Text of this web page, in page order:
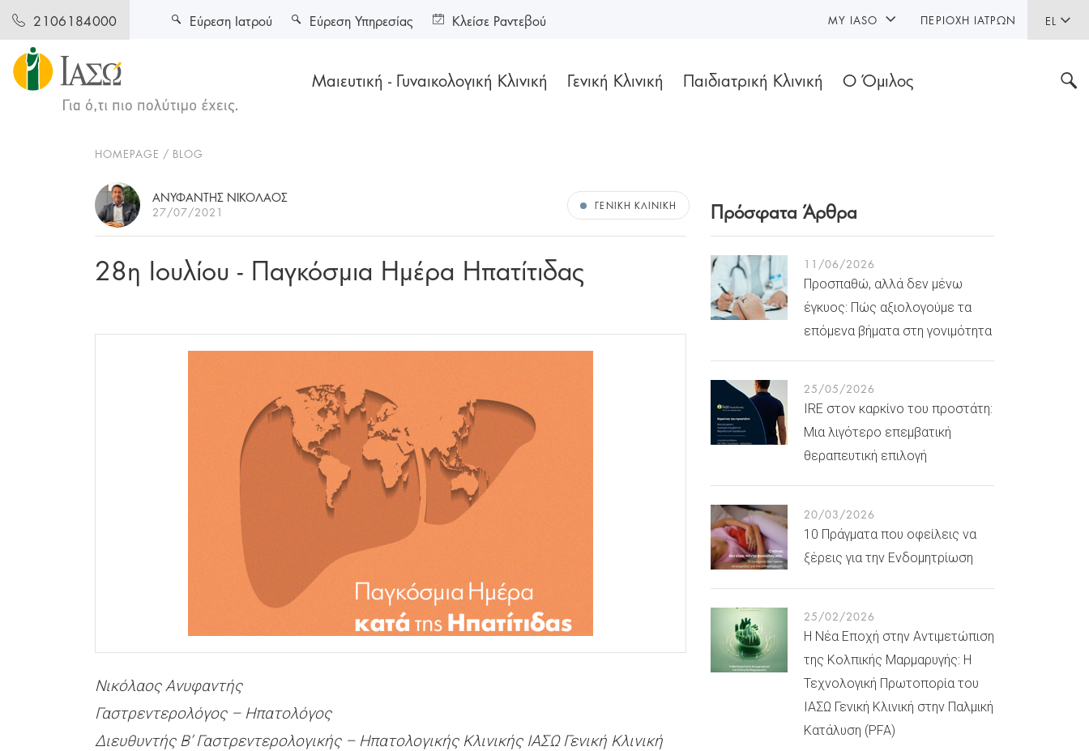
2106184000 EL
Μαιευτική - Γυναικολογική Κλινική Γενική Κλινική Παιδιατρική Κλινική Ο Όμιλος
Εύρεση Ιατρού Εύρεση Υπηρεσίας Κλείσε Ραντεβού MY IASO ΠΕΡΙΟΧΉ ΙΑΤΡΏΝ
HOMEPAGE BLOG
ΑΝΥΦΑΝΤΗΣ ΝΙΚΟΛΑΟΣ
27/07/2021 ΓΕΝΙΚΉ ΚΛΙΝΙΚΉ
28η Ιουλίου - Παγκόσμια Ημέρα Ηπατίτιδας
Νικόλαος Ανυφαντής
Γαστρεντερολόγος – Ηπατολόγος
Διευθυντής Β’ Γαστρεντερολογικής – Ηπατολογικής Κλινικής ΙΑΣΩ Γενική Κλινική
Πρόσφατα Άρθρα
11/06/2026
Προσπαθώ, αλλά δεν μένω
έγκυος: Πώς αξιολογούμε τα
επόμενα βήματα στη γονιμότητα
25/05/2026
IRE στον καρκίνο του προστάτη:
Μια λιγότερο επεμβατική
θεραπευτική επιλογή
20/03/2026
10 Πράγματα που οφείλεις να
ξέρεις για την Ενδομητρίωση
25/02/2026
Η Νέα Εποχή στην Αντιμετώπιση
της Κολπικής Μαρμαρυγής: Η
Τεχνολογική Πρωτοπορία του
ΙΑΣΩ Γενική Κλινική στην Παλμική
Κατάλυση (PFA)